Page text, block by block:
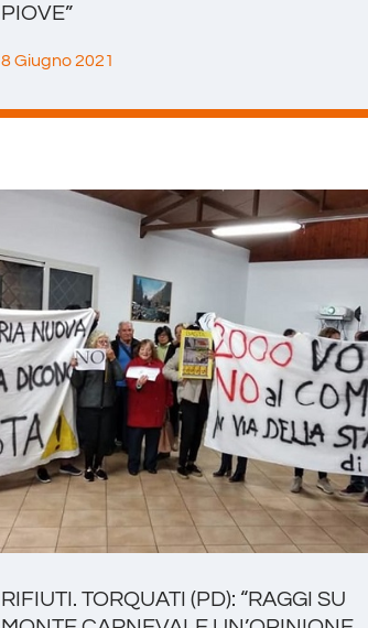
PIOVE”
8 Giugno 2021
RIFIUTI. TORQUATI (PD): “RAGGI SU